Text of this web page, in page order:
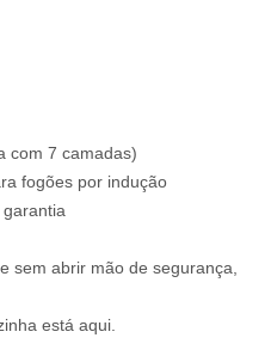
com 7 camadas)
fogões por indução
garantia
sem abrir mão de segurança,
está aqui.